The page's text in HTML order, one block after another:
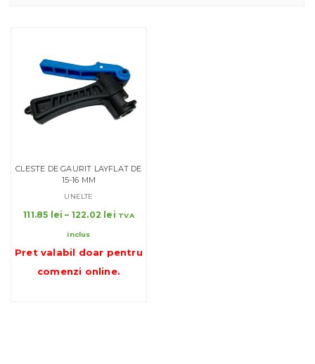
CLESTE DE GAURIT LAYFLAT DE
15-16 MM
UNELTE
111.85 lei – 122.02 leiInterval
111.85 lei
până
TVA
inclus
Pret valabil doar pentru
comenzi online.